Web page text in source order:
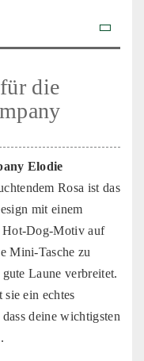
die
Elodie
Rosa ist das
mit einem
Hot-Dog-Motiv auf
Mini-Tasche zu
Laune verbreitet.
ein echtes
deine wichtigsten